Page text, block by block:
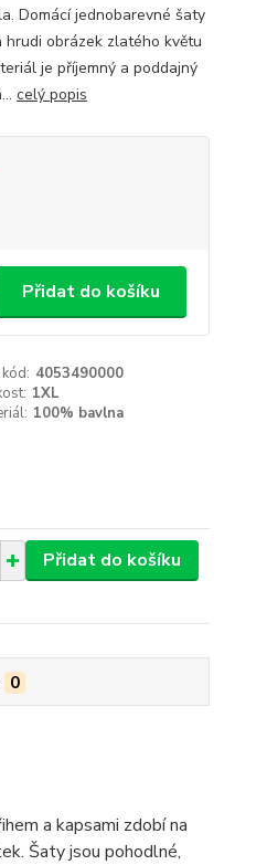
Domácí jednobarevné šaty
hrudi obrázek zlatého květu
je příjemný a poddajný
celý popis
Přidat do košíku
kód: 4053490000
1XL
100% bavlna
Přidat do košíku
0
a kapsami zdobí na
Šaty jsou pohodlné,